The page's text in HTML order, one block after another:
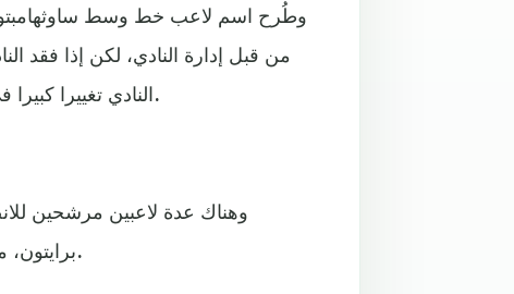
من قبل إدارة النادي، لكن إذا فقد
النادي تغييرا كبيرا في استراتيجيته لتدعيم صفوف الفريق خلال الصيف الجاري.
وهناك عدة لاعبين مرشحين
برايتون، مويزيس كايسيدو، الذي من المتوقع أن ينضم إلى تشيلسي.